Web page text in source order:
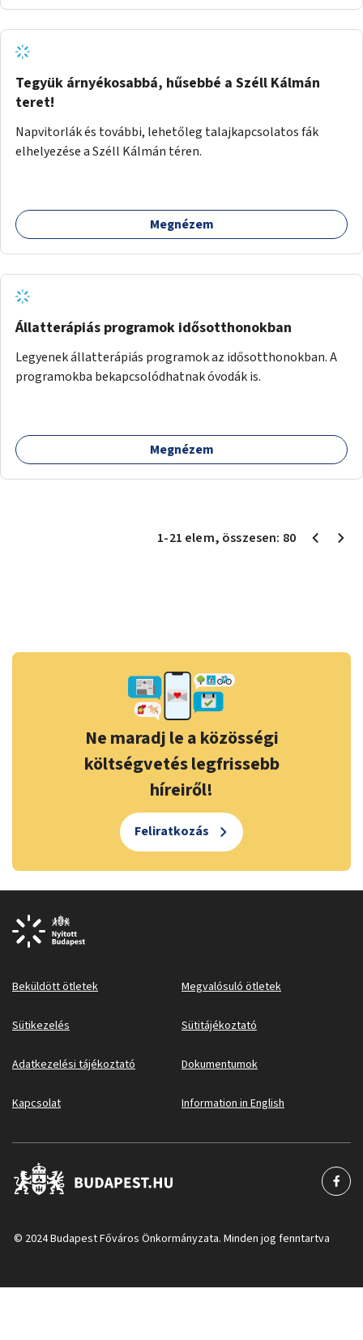
Tegyük árnyékosabbá, hűsebbé a Széll Kálmán
teret!
Napvitorlák és további, lehetőleg talajkapcsolatos fák
elhelyezése a Széll Kálmán téren.
Megnézem
Állatterápiás programok idősotthonokban
Legyenek állatterápiás programok az idősotthonokban. A
programokba bekapcsolódhatnak óvodák is.
Megnézem
1-21 elem, összesen: 80
Ne maradj le a közösségi
költségvetés legfrissebb
híreiről!
Feliratkozás
Beküldött ötletek Megvalósuló ötletek
Sütikezelés Sütitájékoztató
Adatkezelési tájékoztató Dokumentumok
Kapcsolat Information in English
© 2024 Budapest Főváros Önkormányzata. Minden jog fenntartva